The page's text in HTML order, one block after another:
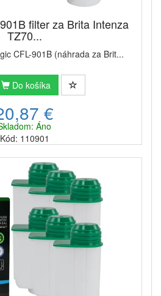
filter za Brita Intenza
TZ70...
CFL-901B (náhrada za Brit...
Do košíka
€
Áno
Kód: 110901